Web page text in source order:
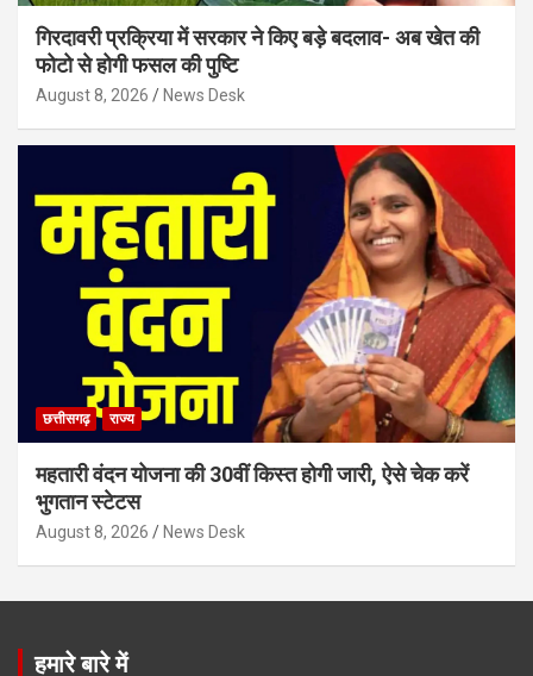
गिरदावरी प्रक्रिया में सरकार ने किए बड़े बदलाव- अब खेत की
फोटो से होगी फसल की पुष्टि
August 8, 2026 News Desk
छत्तीसगढ़ राज्य
महतारी वंदन योजना की 30वीं किस्त होगी जारी, ऐसे चेक करें
भुगतान स्टेटस
August 8, 2026 News Desk
हमारे बारे में